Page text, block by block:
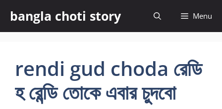
content
bangla choti story Menu
rendi gud choda রেডি
হ রেন্ডি তোকে এবার চুদবো